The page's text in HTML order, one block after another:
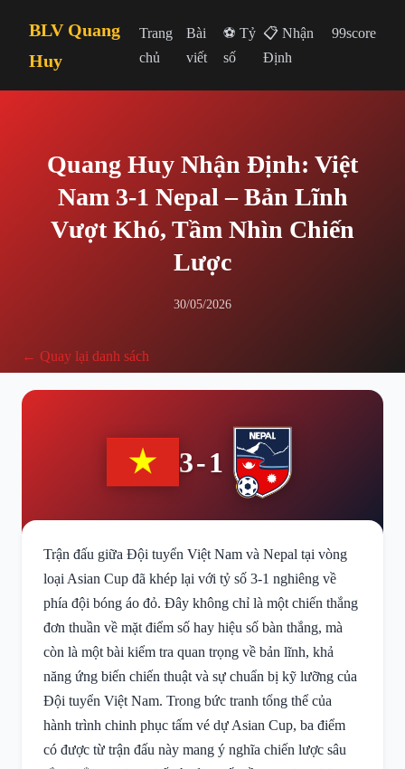
BLV Quang
Huy
Trang
chủ
Bài
viết
⚽ Tỷ
số
📋 Nhận
Định
99score
Quang Huy Nhận Định: Việt
Nam 3-1 Nepal – Bản Lĩnh
Vượt Khó, Tầm Nhìn Chiến
Lược
30/05/2026
← Quay lại danh sách
3-1
Trận đấu giữa Đội tuyển Việt Nam và Nepal tại vòng
loại Asian Cup đã khép lại với tỷ số 3-1 nghiêng về
phía đội bóng áo đỏ. Đây không chỉ là một chiến thắng
đơn thuần về mặt điểm số hay hiệu số bàn thắng, mà
còn là một bài kiểm tra quan trọng về bản lĩnh, khả
năng ứng biến chiến thuật và sự chuẩn bị kỹ lưỡng của
Đội tuyển Việt Nam. Trong bức tranh tổng thể của
hành trình chinh phục tấm vé dự Asian Cup, ba điểm
có được từ trận đấu này mang ý nghĩa chiến lược sâu